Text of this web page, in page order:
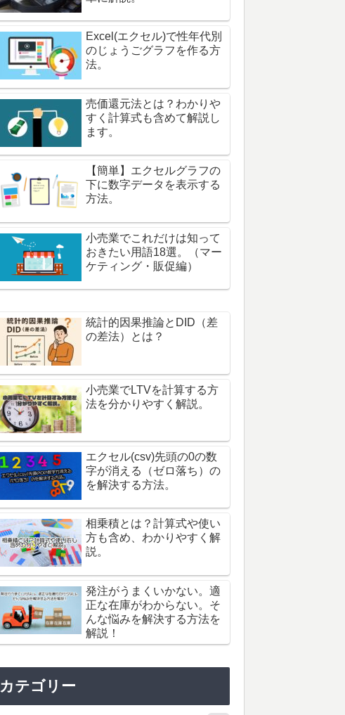
Excel(エクセル)で性年代別
のじょうごグラフを作る方
法。
売価還元法とは？わかりや
すく計算式も含めて解説し
ます。
【簡単】エクセルグラフの
下に数字データを表示する
方法。
小売業でこれだけは知って
おきたい用語18選。（マー
ケティング・販促編）
統計的因果推論とDID（差
の差法）とは？
小売業でLTVを計算する方
法を分かりやすく解説。
エクセル(csv)先頭の0の数
字が消える（ゼロ落ち）の
を解決する方法。
相乗積とは？計算式や使い
方も含め、わかりやすく解
説。
発注がうまくいかない。適
正な在庫がわからない。そ
んな悩みを解決する方法を
解説！
カテゴリー